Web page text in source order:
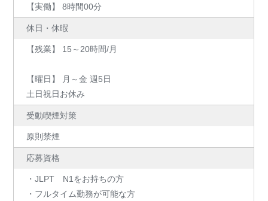
【実働】 8時間00分
休日・休暇
【残業】 15～20時間/月
【曜日】 月～金 週5日
土日祝日お休み
受動喫煙対策
原則禁煙
応募資格
・JLPT N1をお持ちの方
・フルタイム勤務が可能な方